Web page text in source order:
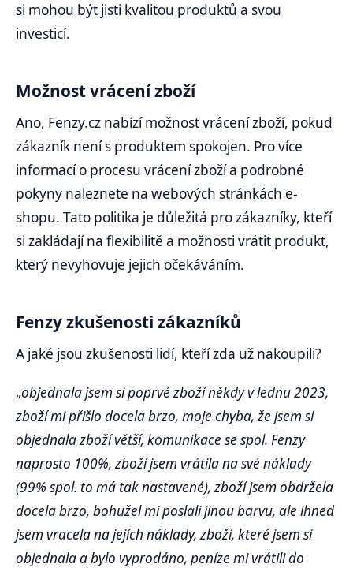
si mohou být jisti kvalitou produktů a svou
investicí.
Možnost vrácení zboží
Ano, Fenzy.cz nabízí možnost vrácení zboží, pokud
zákazník není s produktem spokojen. Pro více
informací o procesu vrácení zboží a podrobné
pokyny naleznete na webových stránkách e-
shopu. Tato politika je důležitá pro zákazníky, kteří
si zakládají na flexibilitě a možnosti vrátit produkt,
který nevyhovuje jejich očekáváním.
Fenzy zkušenosti zákazníků
A jaké jsou zkušenosti lidí, kteří zda už nakoupili?
„objednala jsem si poprvé zboží někdy v lednu 2023,
zboží mi přišlo docela brzo, moje chyba, že jsem si
objednala zboží větší, komunikace se spol. Fenzy
naprosto 100%, zboží jsem vrátila na své náklady
(99% spol. to má tak nastavené), zboží jsem obdržela
docela brzo, bohužel mi poslali jinou barvu, ale ihned
jsem vracela na jejích náklady, zboží, které jsem si
objednala a bylo vyprodáno, peníze mi vrátili do